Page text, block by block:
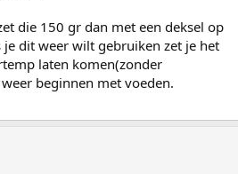
die 150 gr dan met een deksel op
dit weer wilt gebruiken zet je het
laten komen(zonder
beginnen met voeden.